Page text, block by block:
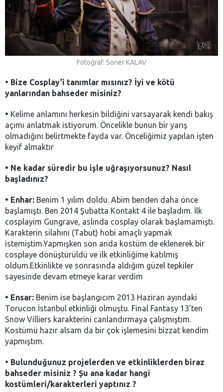
Fotoğraf: Soner KALAV
• Bize Cosplay’i tanımlar mısınız? İyi ve kötü
yanlarından bahseder misiniz?
• Kelime anlamını herkesin bildiğini varsayarak kendi bakış
açımı anlatmak istiyorum. Öncelikle bunun bir yarış
olmadığını belirtmekte fayda var. Önceliğimiz yapılan işten
keyif almaktır
• Ne kadar süredir bu işle uğraşıyorsunuz? Nasıl
başladınız?
• Enhar: Benim 1 yılım doldu. Abim benden daha önce
başlamıştı. Ben 2014 Şubatta Kontakt 4 ile başladım. İlk
cosplayim Gungrave, aslında cosplay olarak başlamamıştı.
Karakterin silahını (Tabut) hobi amaçlı yapmak
istemiştim.Yapmışken son anda kostüm de eklenerek bir
cosplaye dönüştürüldü ve ilk etkinliğime katılmış
oldum.Etkinlikte ve sonrasında aldığım güzel tepkiler
sayesinde devam etmeye karar verdim
• Ensar: Benim ise başlangıcım 2013 Haziran ayındaki
Torucon İstanbul etkinliği olmuştu. Final Fantasy 13’ten
Snow Villiers karakterini canlandırmaya çalışmıştım.
Kostümü hazır alsam da bir çok işlemesini bizzat kendim
yapmıştım.
• Bulunduğunuz projelerden ve etkinliklerden biraz
bahseder misiniz ? Şu ana kadar hangi
kostümleri/karakterleri yaptınız ?